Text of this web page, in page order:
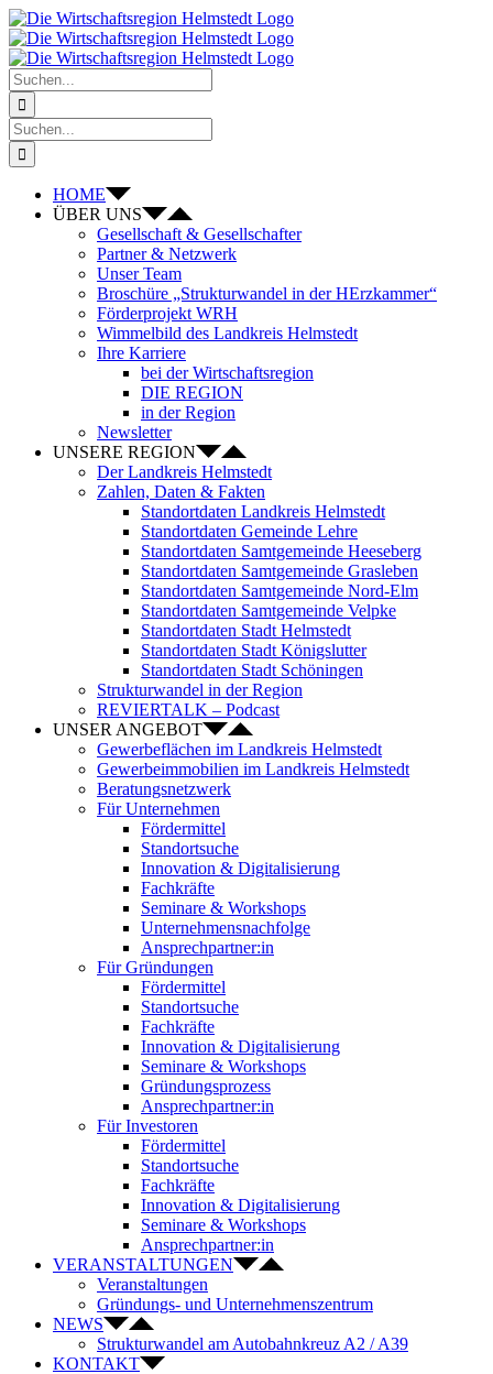
Zum
Inhalt
springen
Suche
nach:
Suche
nach:
HOME
ÜBER UNS
Gesellschaft & Gesellschafter
Partner & Netzwerk
Unser Team
Broschüre „Strukturwandel in der HErzkammer“
Förderprojekt WRH
Wimmelbild des Landkreis Helmstedt
Ihre Karriere
bei der Wirtschaftsregion
DIE REGION
in der Region
Newsletter
UNSERE REGION
Der Landkreis Helmstedt
Zahlen, Daten & Fakten
Standortdaten Landkreis Helmstedt
Standortdaten Gemeinde Lehre
Standortdaten Samtgemeinde Heeseberg
Standortdaten Samtgemeinde Grasleben
Standortdaten Samtgemeinde Nord-Elm
Standortdaten Samtgemeinde Velpke
Standortdaten Stadt Helmstedt
Standortdaten Stadt Königslutter
Standortdaten Stadt Schöningen
Strukturwandel in der Region
REVIERTALK – Podcast
UNSER ANGEBOT
Gewerbeflächen im Landkreis Helmstedt
Gewerbeimmobilien im Landkreis Helmstedt
Beratungsnetzwerk
Für Unternehmen
Fördermittel
Standortsuche
Innovation & Digitalisierung
Fachkräfte
Seminare & Workshops
Unternehmensnachfolge
Ansprechpartner:in
Für Gründungen
Fördermittel
Standortsuche
Fachkräfte
Innovation & Digitalisierung
Seminare & Workshops
Gründungsprozess
Ansprechpartner:in
Für Investoren
Fördermittel
Standortsuche
Fachkräfte
Innovation & Digitalisierung
Seminare & Workshops
Ansprechpartner:in
VERANSTALTUNGEN
Veranstaltungen
Gründungs- und Unternehmenszentrum
NEWS
Strukturwandel am Autobahnkreuz A2 / A39
KONTAKT